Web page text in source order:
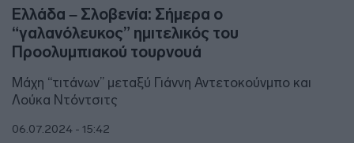
Ελλάδα – Σλοβενία: Σήμερα ο
“γαλανόλευκος” ημιτελικός του
Προολυμπιακού τουρνουά
Μάχη “τιτάνων” μεταξύ Γιάννη Αντετοκούνμπο και
Λούκα Ντόντσιτς
06.07.2024 - 15:42